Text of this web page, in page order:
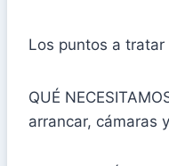
Los puntos a
QUÉ
arrancar, cámaras